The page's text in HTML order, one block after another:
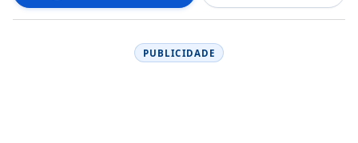
PUBLICIDADE